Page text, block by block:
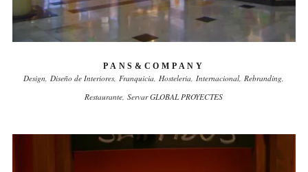
PANS&COMPANY
Design Diseño de Interiores Franquicia Hosteleria Internacional Rebranding
Restaurante Servar GLOBAL PROYECTES